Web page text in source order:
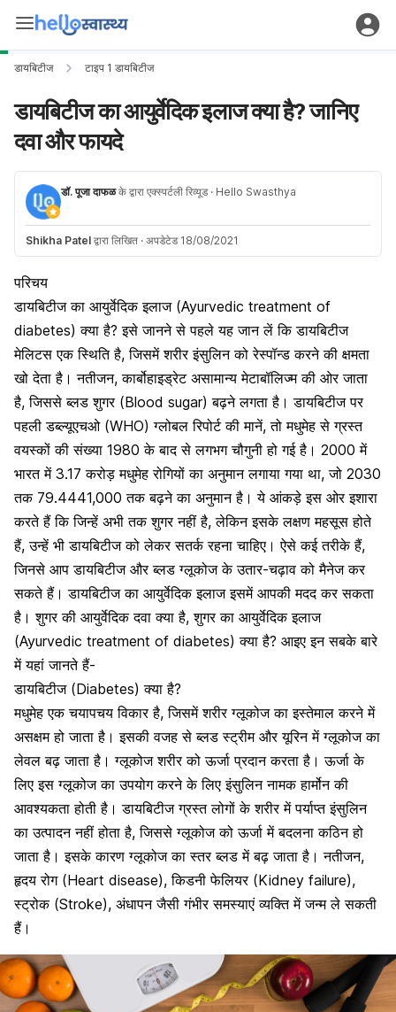
डायबिटीज टाइप 1 डायबिटीज
डायबिटीज का आयुर्वेदिक इलाज क्या है? जानिए
दवा और फायदे
डॉ. पूजा दाफळके द्वारा एक्स्पर्टली रिव्यूड · Hello Swasthya
Shikha Patel द्वारा लिखित · अपडेटेड 18/08/2021
परिचय
डायबिटीज का आयुर्वेदिक इलाज (Ayurvedic treatment of
diabetes) क्या है? इसे जानने से पहले यह जान लें कि डायबिटीज
मेलिटस एक स्थिति है, जिसमें शरीर इंसुलिन को रेस्पॉन्ड करने की क्षमता
खो देता है। नतीजन, कार्बोहाइड्रेट असामान्य मेटाबॉलिज्म की ओर जाता
है, जिससे ब्लड शुगर (Blood sugar) बढ़ने लगता है। डायबिटीज पर
पहली डब्ल्यूएचओ (WHO) ग्लोबल रिपोर्ट की मानें, तो मधुमेह से ग्रस्त
वयस्कों की संख्या 1980 के बाद से लगभग चौगुनी हो गई है। 2000 में
भारत में 3.17 करोड़ मधुमेह रोगियों का अनुमान लगाया गया था, जो 2030
तक 79.4441,000 तक बढ़ने का अनुमान है। ये आंकड़े इस ओर इशारा
करते हैं कि जिन्हें अभी तक शुगर नहीं है, लेकिन इसके लक्षण महसूस होते
हैं, उन्हें भी डायबिटीज को लेकर सतर्क रहना चाहिए। ऐसे कई तरीके हैं,
जिनसे आप डायबिटीज और ब्लड ग्लूकोज के उतार-चढ़ाव को मैनेज कर
सकते हैं। डायबिटीज का आयुर्वेदिक इलाज इसमें आपकी मदद कर सकता
है। शुगर की आयुर्वेदिक दवा क्या है, शुगर का आयुर्वेदिक इलाज
(Ayurvedic treatment of diabetes) क्या है? आइए इन सबके बारे
में यहां जानते हैं-
डायबिटीज (Diabetes) क्या है?
मधुमेह एक चयापचय विकार है, जिसमें शरीर ग्लूकोज का इस्तेमाल करने में
असक्षम हो जाता है। इसकी वजह सेब्लड स्ट्रीम और यूरिन में ग्लूकोज का
लेवल बढ़ जाता है। ग्लूकोज शरीर को ऊर्जा प्रदान करता है। ऊर्जा के
लिए इस ग्लूकोज का उपयोग करने के लिए इंसुलिन नामक हार्मोन की
आवश्यकता होती है।डायबिटीजग्रस्त लोगों के शरीर में पर्याप्तइंसुलिन
का उत्पादन नहीं होता है, जिससे ग्लूकोज को ऊर्जा में बदलना कठिन हो
जाता है। इसके कारण ग्लूकोज का स्तर ब्लड में बढ़ जाता है। नतीजन,
हृदय रोग(Heart disease), किडनी फेलियर (Kidney failure),
स्ट्रोक(Stroke), अंधापन जैसी गंभीर समस्याएं व्यक्ति में जन्म ले सकती
हैं।